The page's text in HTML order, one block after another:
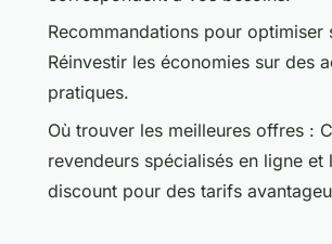
Recommandations pour optimiser
Réinvestir les économies sur des
pratiques.
Où trouver les meilleures offres :
revendeurs spécialisés en ligne et
discount pour des tarifs